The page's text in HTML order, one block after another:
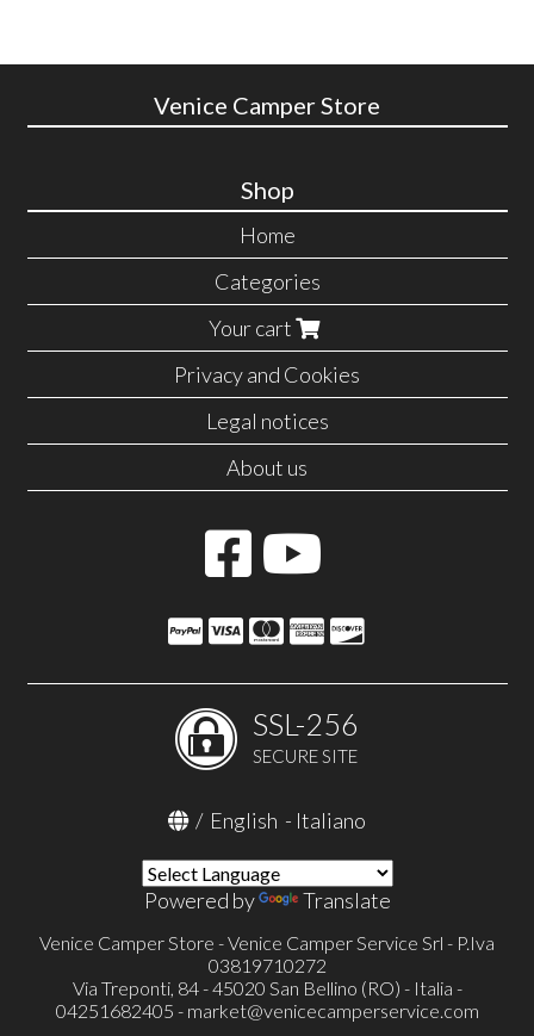
Venice Camper Store
Shop
Home
Categories
Your cart
Privacy and Cookies
Legal notices
About us
SSL-256
SECURE SITE
/ English - Italiano
Powered by Translate
Venice Camper Store - Venice Camper Service Srl - P.Iva
03819710272
Via Treponti, 84 - 45020 San Bellino (RO) - Italia -
04251682405 - market@venicecamperservice.com